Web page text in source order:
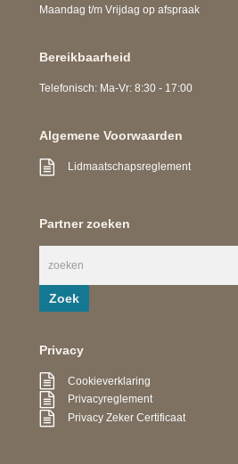
Maandag t/m Vrijdag op afspraak
Bereikbaarheid
Telefonisch: Ma-Vr: 8:30 - 17:00
Algemene Voorwaarden
Lidmaatschapsreglement
Partner zoeken
Privacy
Cookieverklaring
Privacyreglement
Privacy Zeker Certificaat